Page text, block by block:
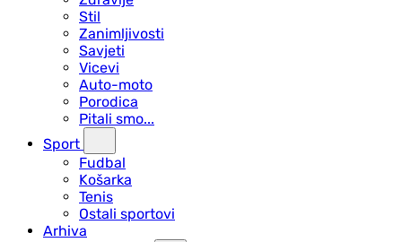
Stil
Zanimljivosti
Savjeti
Vicevi
Auto-moto
Porodica
Pitali smo...
Sport
Fudbal
Košarka
Tenis
Ostali sportovi
Arhiva